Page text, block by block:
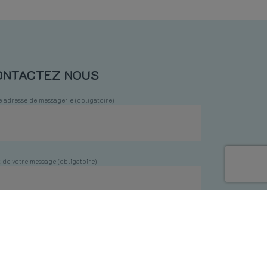
NOUS
adresse de messagerie (obligatoire)
de votre message (obligatoire)